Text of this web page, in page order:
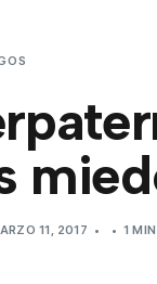
11, 2017 1